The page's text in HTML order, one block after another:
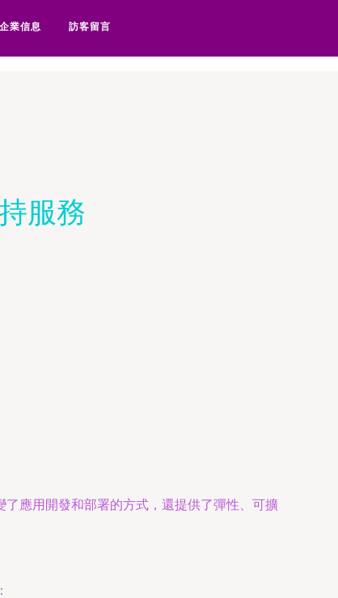
a-欧美永久网-欧美永久
企業信息 訪客留言
服務
應用開發和部署的方式，還提供了彈性、可擴